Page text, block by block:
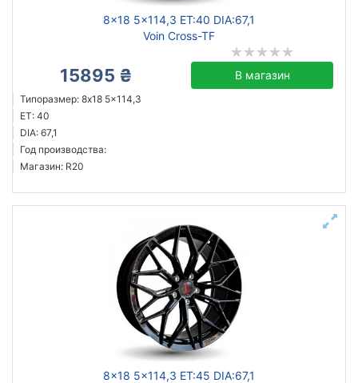
8x18 5x114,3 ET:40 DIA:67,1
Voin Cross-TF
15895 ₴ В магазин
Типоразмер: 8x18 5x114,3
ET: 40
DIA: 67,1
Год производства:
Магазин: R20
8x18 5x114,3 ET:45 DIA:67,1